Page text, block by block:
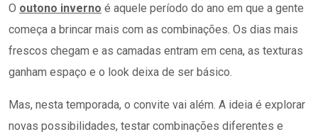
O outono inverno é aquele período do ano em que a gente
começa a brincar mais com as combinações. Os dias mais
frescos chegam e as camadas entram em cena, as texturas
ganham espaço e o look deixa de ser básico.
Mas, nesta temporada, o convite vai além. A ideia é explorar
novas possibilidades, testar combinações diferentes e